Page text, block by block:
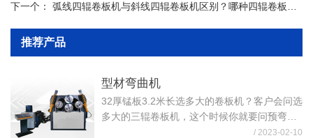
下一个： 弧线四辊卷板机与斜线四辊卷板机区别？哪种四辊卷板机好？
推荐产品
型材弯曲机
32厚锰板3.2米长选多大的卷板机？客户会问选
多大的三辊卷板机，这个时候你就要问预弯还
是不预弯？这个选的型号不一样价格也会不一
/ 2023-02-10